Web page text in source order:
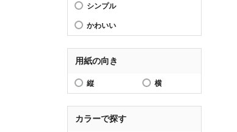
シンプル
かわいい
用紙の向き
縦 横
カラーで探す